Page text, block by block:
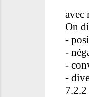
avec
On
-
-
-
-